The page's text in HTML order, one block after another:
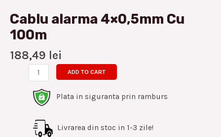
Cablu alarma 4×0,5mm Cu
100m
188,49 lei
ADD TO CART
Plata in siguranta prin ramburs
Livrarea din stoc in 1-3 zile!